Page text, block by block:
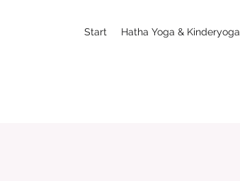
Start Hatha Yoga & Kinderyoga